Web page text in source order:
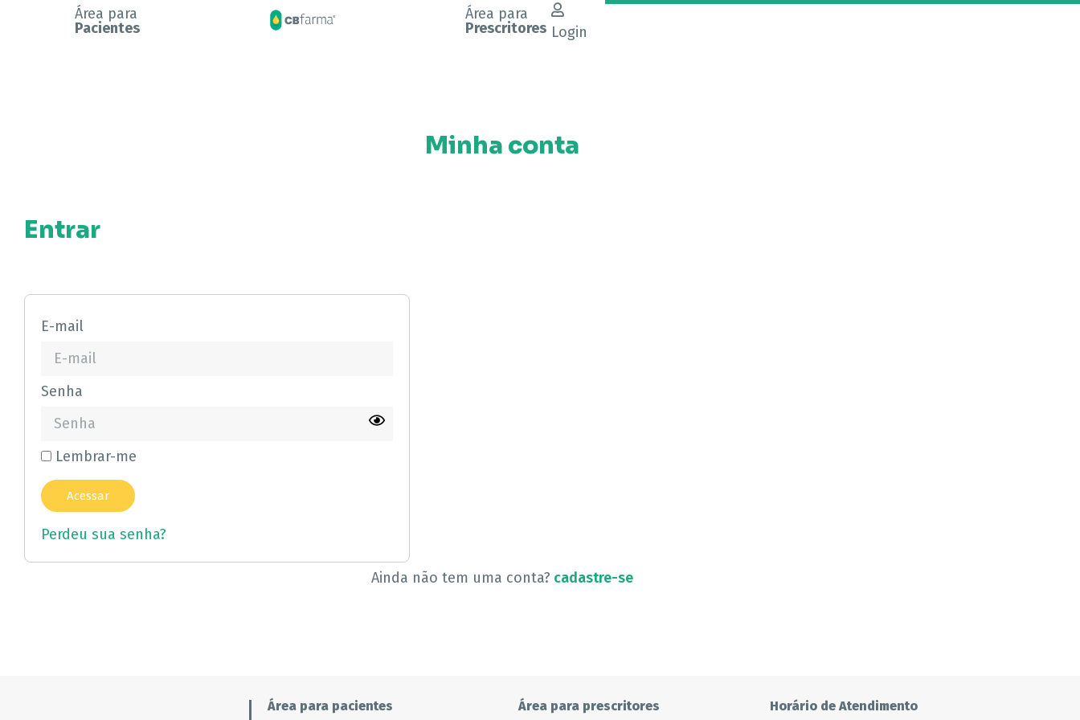
Área para
Pacientes
Área para
Prescritores Login
Minha conta
Entrar
E-mail
Senha
Lembrar-me
Perdeu sua senha?
Ainda não tem uma conta? cadastre-se
Área para pacientes Área para prescritores Horário de Atendimento